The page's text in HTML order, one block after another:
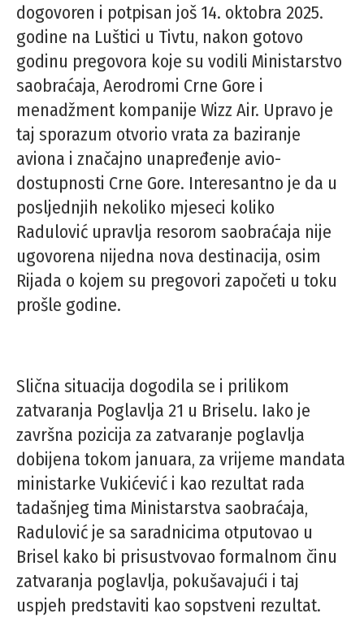
dogovoren i potpisan još 14. oktobra 2025.
godine na Luštici u Tivtu, nakon gotovo
godinu pregovora koje su vodili Ministarstvo
saobraćaja, Aerodromi Crne Gore i
menadžment kompanije Wizz Air. Upravo je
taj sporazum otvorio vrata za baziranje
aviona i značajno unapređenje avio-
dostupnosti Crne Gore. Interesantno je da u
posljednjih nekoliko mjeseci koliko
Radulović upravlja resorom saobraćaja nije
ugovorena nijedna nova destinacija, osim
Rijada o kojem su pregovori započeti u toku
prošle godine.
Slična situacija dogodila se i prilikom
zatvaranja Poglavlja 21 u Briselu. Iako je
završna pozicija za zatvaranje poglavlja
dobijena tokom januara, za vrijeme mandata
ministarke Vukićević i kao rezultat rada
tadašnjeg tima Ministarstva saobraćaja,
Radulović je sa saradnicima otputovao u
Brisel kako bi prisustvovao formalnom činu
zatvaranja poglavlja, pokušavajući i taj
uspjeh predstaviti kao sopstveni rezultat.